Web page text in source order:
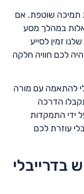
תמיכה שוטפת. אם
במהלך מסע
זמין לסייע
לכם חוויה חלקה
להתאמה עם מורה
הדרכה
ידי התמקדות
עוזרת לכם
בדרייבלי